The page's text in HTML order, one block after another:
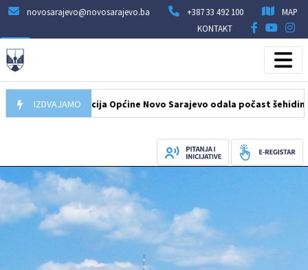
novosarajevo@novosarajevo.ba +387 33 492 100
MAP
KONTAKT
IZDVAJAMO
Delegacija Općine Novo Sarajevo odala počast šehidima i